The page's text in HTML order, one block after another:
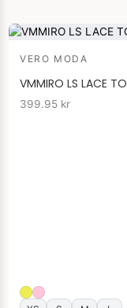
VERO MODA
VMMIRO LS LACE
399.95 kr